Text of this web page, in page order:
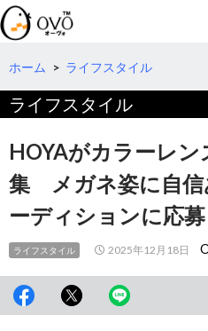
検
索
コ
テ
ツ
へ
移
動
ホーム > ライフスタイル
ライフスタイル
HOYAがカラーレ
集 メガネ姿に自信
ーディションに応
ライフスタイル 2025年12月18日